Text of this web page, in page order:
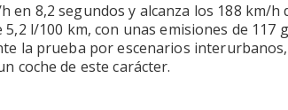
en 8,2 segundos y alcanza los 188 km/h
l/100 km, con unas emisiones de 117
la prueba por escenarios
coche de este carácter.